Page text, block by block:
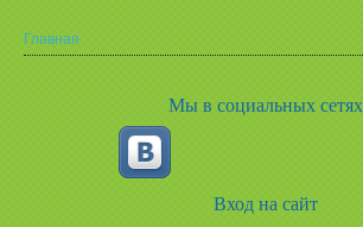
Вы здесь
Главная
Мы в социальных сетях
Вход на сайт